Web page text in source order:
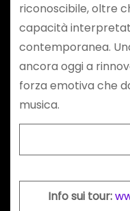
riconoscibile, oltre
capacità
contemporanea.
ancora oggi a
forza emotiva che
musica.
Info sui tour: